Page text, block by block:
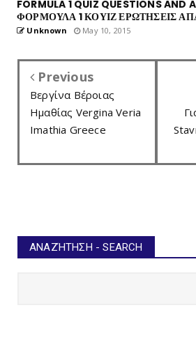
FORMULA 1 QUIZ QUESTIONS AND
ΦΟΡΜΟΥΛΑ 1 ΚΟΥΙΖ ΕΡΩΤΗΣΕΙΣ
Unknown May 10, 2015
Previous
Βεργίνα Βέροιας
Ημαθίας Vergina Veria
Imathia Greece
ΑΝΑΖΉΤΗΣΗ - SEARCH